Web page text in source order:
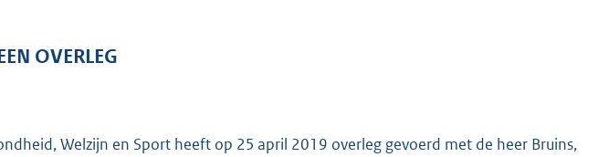
r
t
OVERLEG
Welzijn en Sport heeft op 25 april 2019 overleg gevoerd met de heer Bruins,